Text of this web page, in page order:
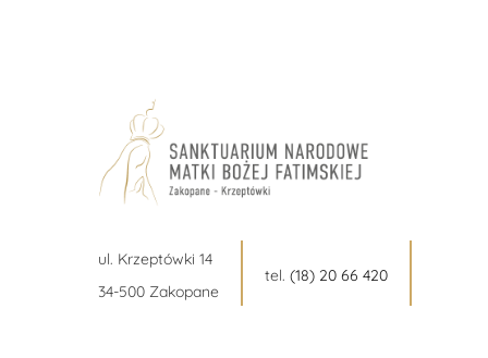
ul. Krzeptówki 14
34-500 Zakopane
tel. (18) 20 66 420